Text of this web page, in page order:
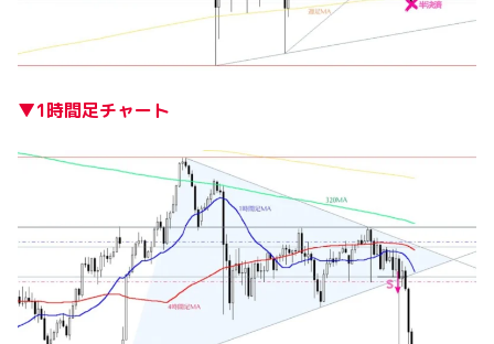
▼1時間足チャート